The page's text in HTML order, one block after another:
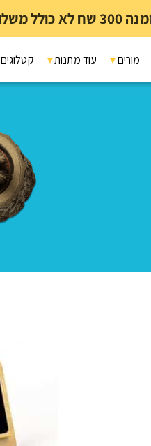
ומיתוג
מורים עוד מתנות קטלוגים